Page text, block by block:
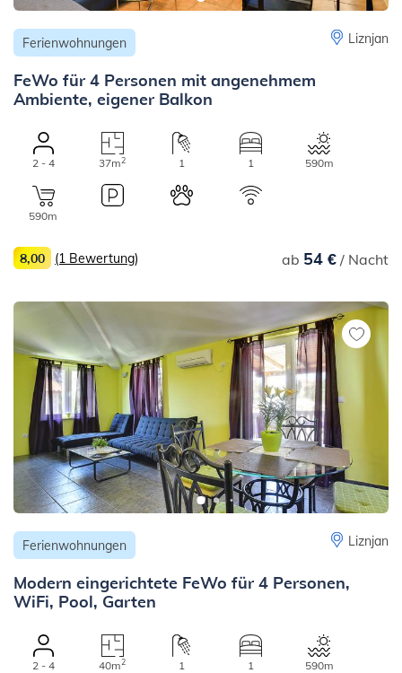
Ferienwohnungen Liznjan
FeWo für 4 Personen mit angenehmem
Ambiente, eigener Balkon
2 - 4 37m2 1 1 590m
590m
ab 54 €/ Nacht
8,00 (1 Bewertung)
Ferienwohnungen Liznjan
Modern eingerichtete FeWo für 4 Personen,
WiFi, Pool, Garten
2 - 4 40m2 1 1 590m